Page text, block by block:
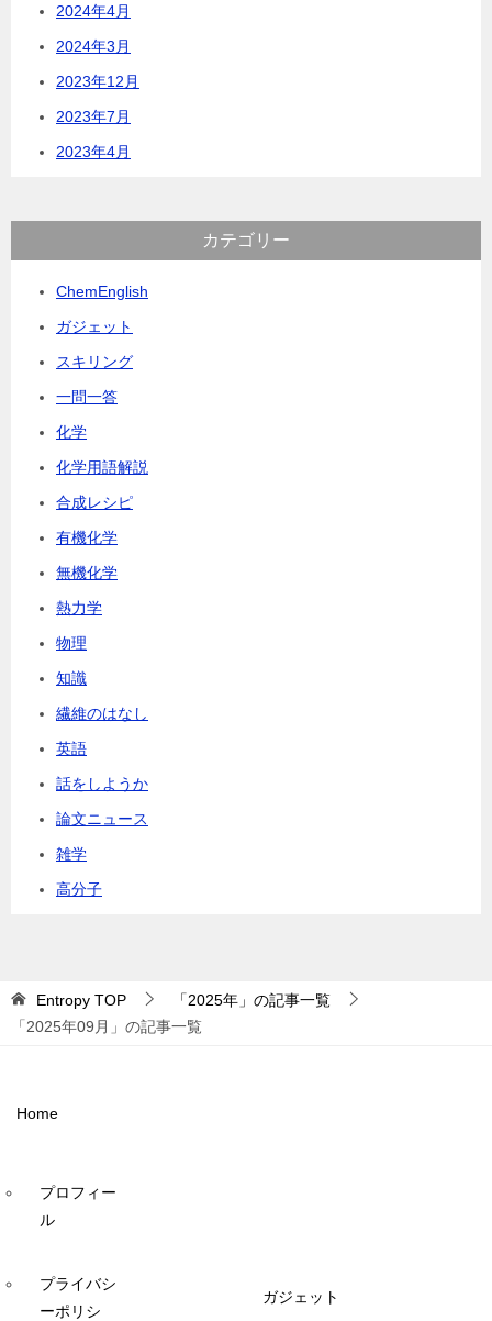
2024年4月
2024年3月
2023年12月
2023年7月
2023年4月
カテゴリー
ChemEnglish
ガジェット
スキリング
一問一答
化学
化学用語解説
合成レシピ
有機化学
無機化学
熱力学
物理
知識
繊維のはなし
英語
話をしようか
論文ニュース
雑学
高分子
Entropy TOP
「2025年」の記事一覧
「2025年09月」の記事一覧
Home
プロフィー
ル
プライバシ
ーポリシ
ガジェット